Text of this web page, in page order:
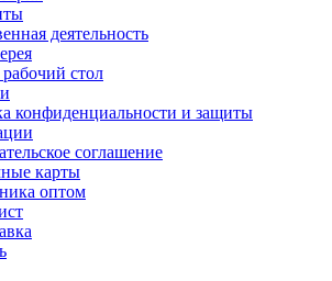
деятельность
стол
конфиденциальности и защиты
соглашение
карты
оптом